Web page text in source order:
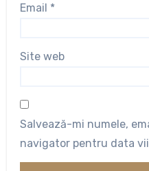
Email *
Site web
Salvează-mi numele,
navigator pentru data